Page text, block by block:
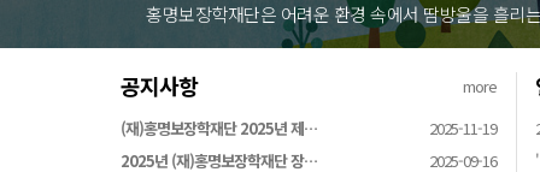
홍명보장학재
공지사항
more
(재)홍명보장학재단 2025년 제…
2025-11-19
2025년 (재)홍명보장학재단 장…
2025-09-16